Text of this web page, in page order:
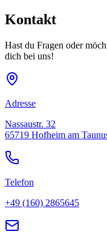
Kontakt
Hast du Fragen oder
dich bei uns!
Adresse
Nassaustr. 32
65719 Hofheim am
Telefon
+49 (160) 2865645